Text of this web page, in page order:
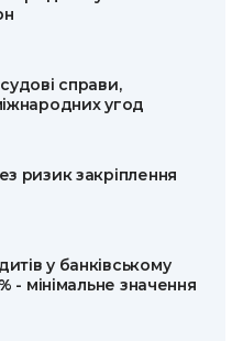
справи,
угод
ризик закріплення
у банківському
- мінімальне значення